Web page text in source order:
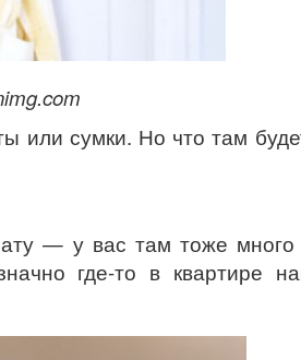
или сумки. Но что там
— у вас там тоже много
где-то в квартире